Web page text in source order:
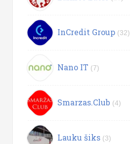
InCredit Group (32)
Nano IT (7)
Smarzas.Club (4)
Lauku šiks (3)